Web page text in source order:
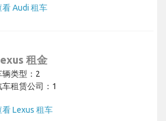
看 Audi 租车
租金
辆类型：2
车租赁公司：1
看 Lexus 租车